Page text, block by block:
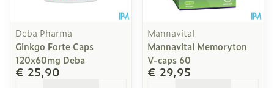
Deba Pharma
Ginkgo Forte Caps
120x60mg Deba
€ 25,90
Mannavital
Mannavital Memoryton
V-caps 60
€ 29,95